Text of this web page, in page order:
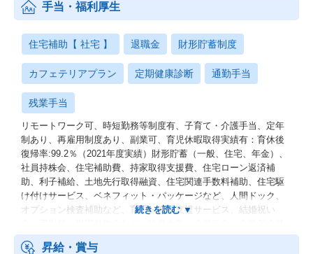
手当・福利厚生
住宅補助【 社宅 】 退職金 財形貯蓄制度
カフェテリアプラン 定期健康診断 通勤手当
残業手当
リモートワーク可、時短勤務等制度有、子育て・介護手当、定年
制あり、再雇用制度あり、副業可、育児休暇取得実績有：育休後
復帰率:99.2％（2021年度実績）財形貯蓄（一般、住宅、年金）、
社員持株会、住宅補助費、持家取得支援費、住宅ローン返済補
助、利子補給、土地先行取得融資、住宅関連手数料補助、住宅駆
け付けサービス、ベネフィット・パッケージなど、人間ドック、
オプション検査補助など、育児・介護支援サービス、結婚祝い
金、確定拠出年金）、電気通信共済会(個人年金、遺児育英基金)
昇給・賞与